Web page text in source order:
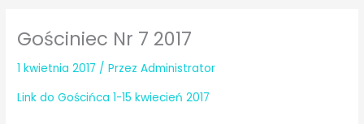
Gościniec Nr 7 2017
1 kwietnia 2017 / PrzezAdministrator
Link do Gościńca 1-15 kwiecień 2017